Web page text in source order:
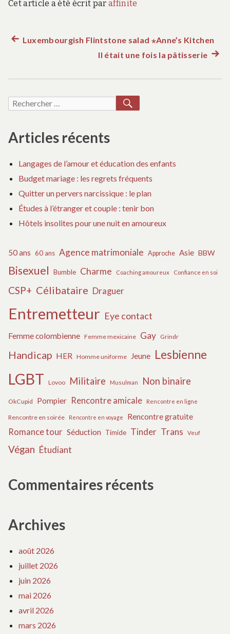
Cet article a été écrit par affinite
Navigation
l’article
Article
Luxembourgish Flintstone salad ⋆Anne’s Kitchen
Il était une fois la pâtisserie
Recherche
Articles récents
Langages de l’amour et éducation des enfants
Budget mariage : les regrets fréquents
Quitter un pervers narcissique : le plan
Études à l’étranger et couple : tenir bon
Hôtels insolites pour une nuit en amoureux
50 ans 60 ans Agence matrimoniale Approche Asie BBW
Bisexuel Bumble Charme Coaching amoureux Confiance en soi
CSP+ Célibataire Draguer
Entremetteur Eye contact
Femme colombienne Femme mexicaine Gay Grindr
Handicap HER Homme uniforme Jeune Lesbienne
LGBT Lovoo Militaire Musulman Non binaire
OkCupid Pompier Rencontre amicale Rencontre en ligne
Rencontre en soirée Rencontre en voyage Rencontre gratuite
Romance tour Séduction Timide Tinder Trans Veuf
Végan Étudiant
Commentaires récents
Archives
août 2026
juillet 2026
juin 2026
mai 2026
avril 2026
mars 2026